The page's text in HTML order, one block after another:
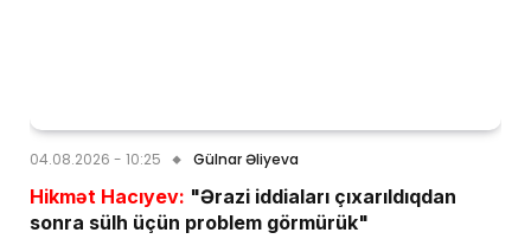
04.08.2026 - 10:25 Gülnar Əliyeva
Hikmət Hacıyev: "Ərazi iddiaları çıxarıldıqdan
sonra sülh üçün problem görmürük"